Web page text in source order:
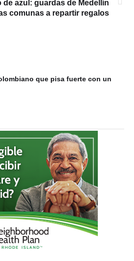
de azul: guardas de Medellín
comunas a repartir regalos
que pisa fuerte con un